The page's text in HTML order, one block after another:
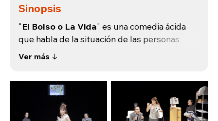
Sinopsis
"El Bolso o La Vida" es una comedia ácida
que habla de la situación de las personas
dentro de un futuro próximo cuando el
sido tal que se haya visto obligada a caer en
“El Bolso o La Vida” como única vía de salida.
El Bolso o La Vida
programa reallity
Ver más ↓